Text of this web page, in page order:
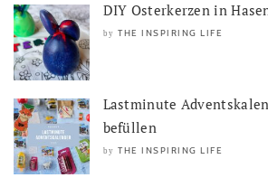
DIY Osterkerzen in
by THE INSPIRING LIFE
Lastminute
befüllen
by THE INSPIRING LIFE